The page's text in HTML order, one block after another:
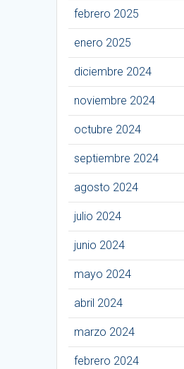
febrero 2025
enero 2025
diciembre 2024
noviembre 2024
octubre 2024
septiembre 2024
agosto 2024
julio 2024
junio 2024
mayo 2024
abril 2024
marzo 2024
febrero 2024